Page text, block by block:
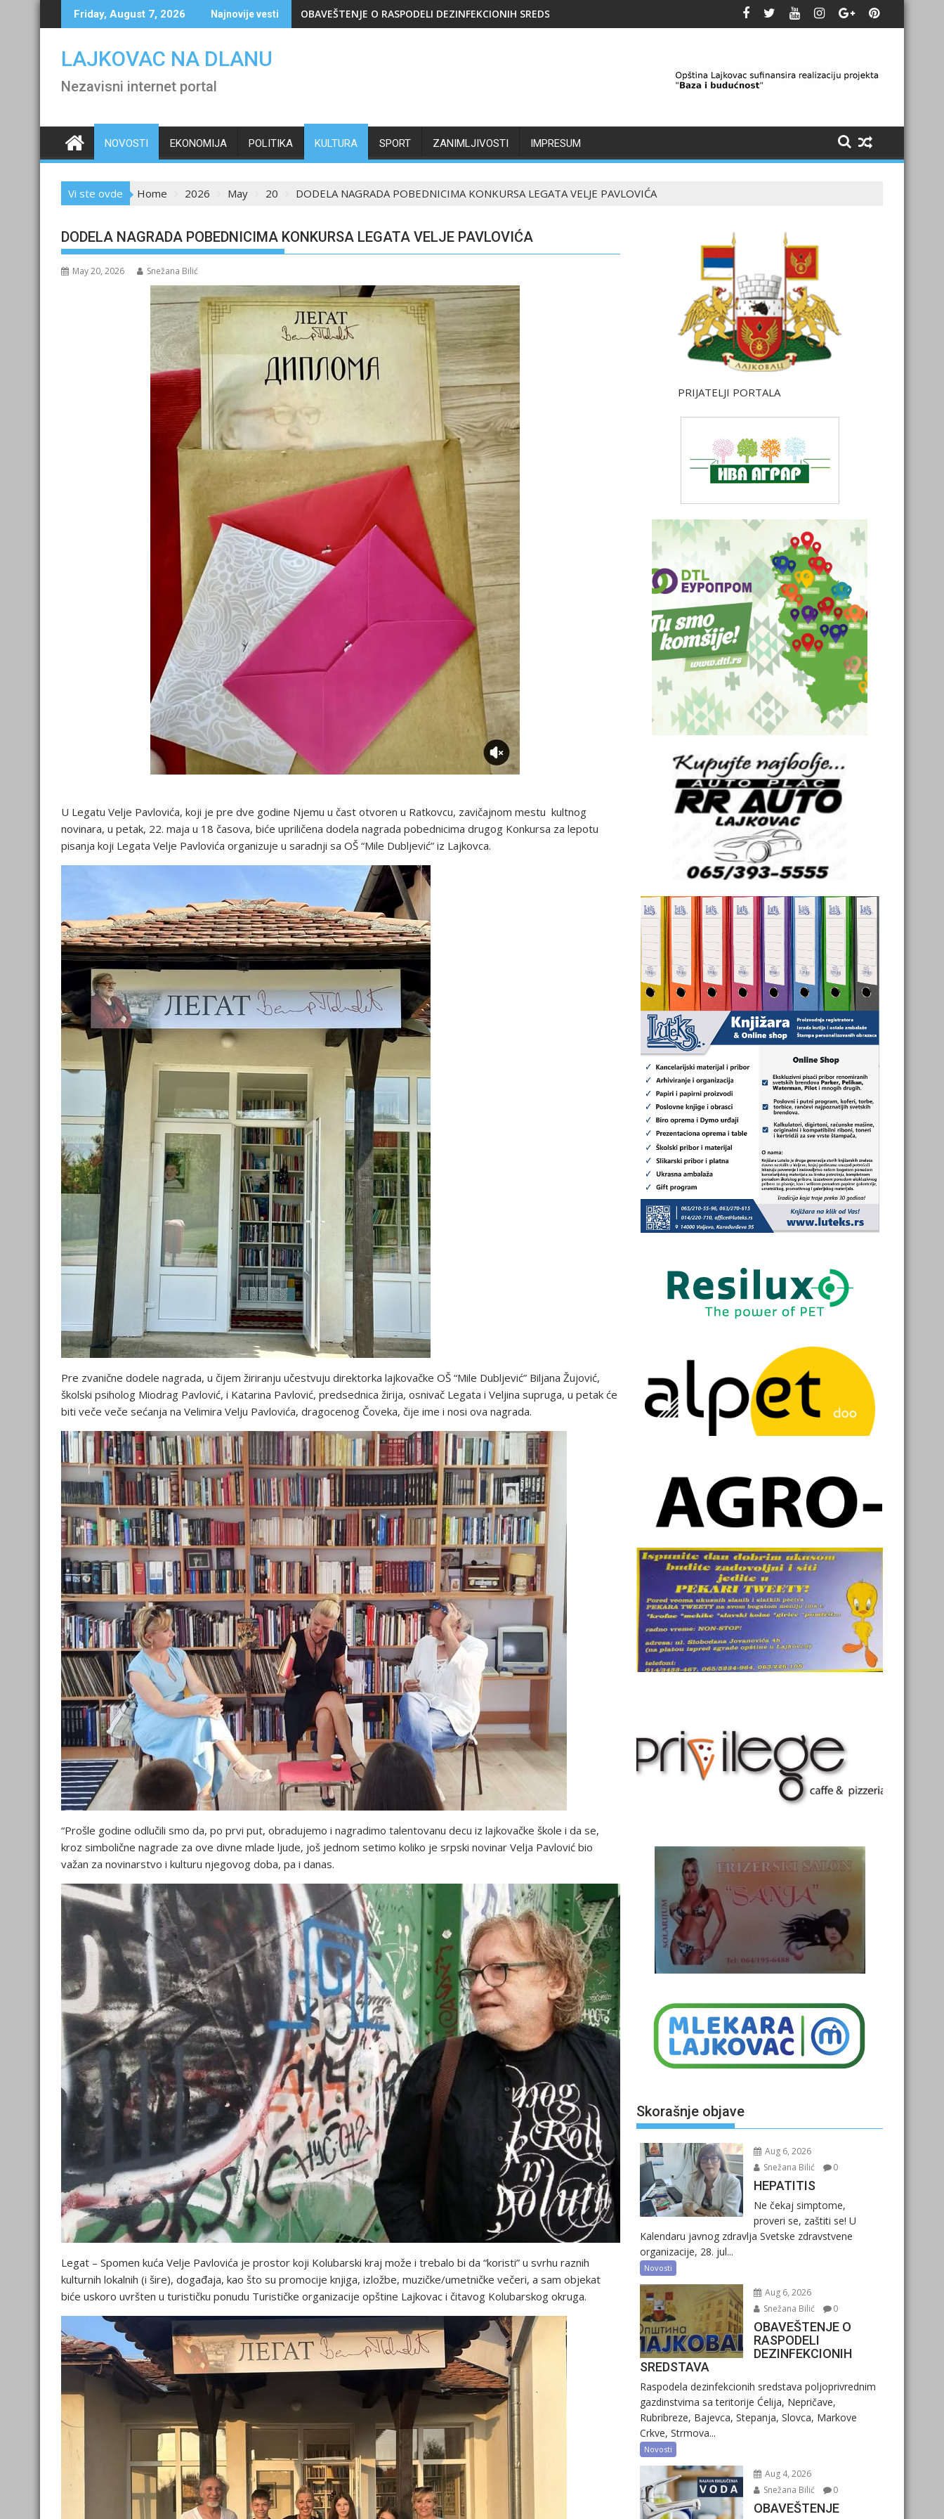
to
Friday, August 7, 2026 Najnovije vesti OBAVEŠTENJE O RASPODELI DEZINFEKCIONIH SREDSTAVA
LAJKOVAC NA DLANU
Nezavisni internet portal
NOVOSTI EKONOMIJA POLITIKA KULTURA SPORT ZANIMLJIVOSTI IMPRESUM
Vi ste ovde Home 2026 May 20 DODELA NAGRADA POBEDNICIMA KONKURSA LEGATA VELJE PAVLOVIĆA
DODELA NAGRADA POBEDNICIMA KONKURSA LEGATA VELJE PAVLOVIĆA
May 20, 2026 Snežana Bilić
U Legatu Velje Pavlovića, koji je pre dve godine Njemu u čast otvoren u Ratkovcu, zavičajnom mestu kultnog
novinara, u petak, 22. maja u 18 časova, biće upriličena dodela nagrada pobednicima drugog Konkursa za lepotu
pisanja koji Legata Velje Pavlovića organizuje u saradnji sa OŠ “Mile Dubljević” iz Lajkovca.
Pre zvanične dodele nagrada, u čijem žiriranju učestvuju direktorka lajkovačke OŠ “Mile Dubljević” Biljana Žujović,
školski psiholog Miodrag Pavlović, i Katarina Pavlović, predsednica žirija, osnivač Legata i Veljina supruga, u petak će
biti veče veče sećanja na Velimira Velju Pavlovića, dragocenog Čoveka, čije ime i nosi ova nagrada.
“Prošle godine odlučili smo da, po prvi put, obradujemo i nagradimo talentovanu decu iz lajkovačke škole i da se,
kroz simbolične nagrade za ove divne mlade ljude, još jednom setimo koliko je srpski novinar Velja Pavlović bio
važan za novinarstvo i kulturu njegovog doba, pa i danas.
Legat – Spomen kuća Velje Pavlovića je prostor koji Kolubarski kraj može i trebalo bi da “koristi” u svrhu raznih
kulturnih lokalnih (i šire), događaja, kao što su promocije knjiga, izložbe, muzičke/umetničke večeri, a sam objekat
biće uskoro uvršten u turističku ponudu Turističke organizacije opštine Lajkovac i čitavog Kolubarskog okruga.
PRIJATELJI PORTALA
Skorašnje objave
Aug 6, 2026
Snežana Bilić
0
HEPATITIS
Ne čekaj simptome,
proveri se, zaštiti se! U
Kalendaru javnog zdravlja Svetske zdravstvene
organizacije, 28. jul...
Novosti
Aug 6, 2026
Snežana Bilić
0
OBAVEŠTENJE O
RASPODELI
DEZINFEKCIONIH
SREDSTAVA
Raspodela dezinfekcionih sredstava poljoprivrednim
gazdinstvima sa teritorije Ćelija, Nepričave,
Rubribreze, Bajevca, Stepanja, Slovca, Markove
Crkve, Strmova...
Novosti
Aug 4, 2026
Snežana Bilić
0
OBAVEŠTENJE